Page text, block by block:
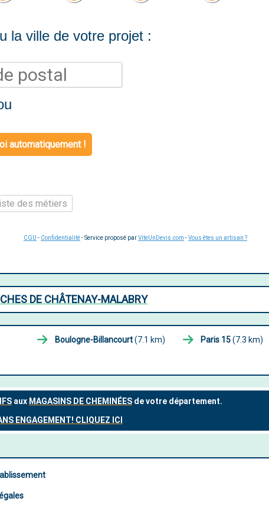
la ville de votre projet :
automatiquement !
des métiers
CGU - Confidentialité- Service proposé parViteUnDevis.com -Vous êtes un artisan ?
DE CHÂTENAY-MALABRY
Boulogne-Billancourt(7.1 km) Paris 15(7.3 km)